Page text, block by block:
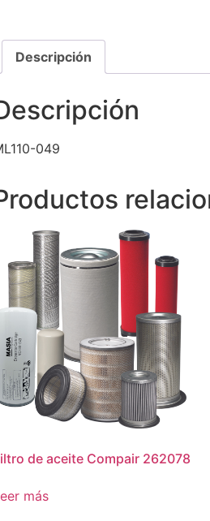
Descripción
049
de aceite Compair 262078
más